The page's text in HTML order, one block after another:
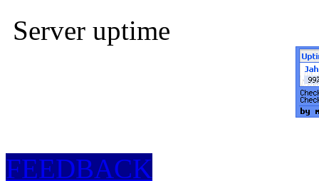
Server uptime
FEEDBACK